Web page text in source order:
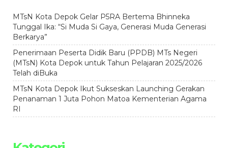
MTsN Kota Depok Gelar P5RA Bertema Bhinneka
Tunggal Ika: “Si Muda Si Gaya, Generasi Muda Generasi
Berkarya”
Penerimaan Peserta Didik Baru (PPDB) MTs Negeri
(MTsN) Kota Depok untuk Tahun Pelajaran 2025/2026
Telah diBuka
MTsN Kota Depok Ikut Sukseskan Launching Gerakan
Penanaman 1 Juta Pohon Matoa Kementerian Agama
RI